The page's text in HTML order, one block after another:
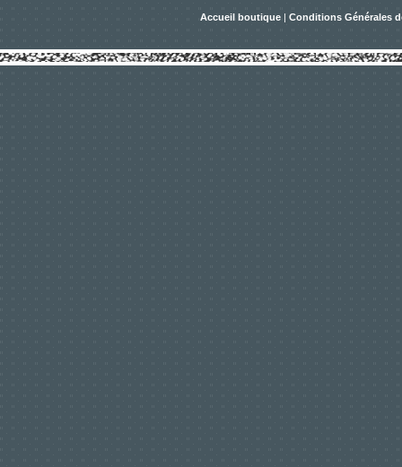
Accueil boutique | Conditions Générales